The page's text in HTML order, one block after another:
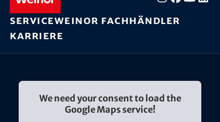
Serviceweinor Fachhändler
Karriere
We need your consent to load the
Google Maps service!